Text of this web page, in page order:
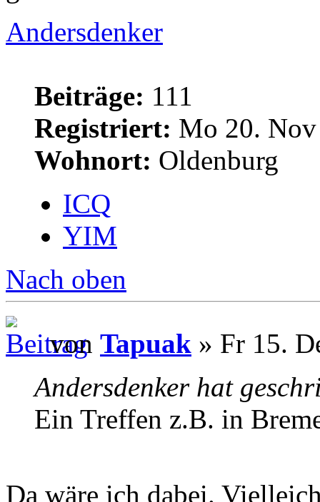
Andersdenker
Beiträge: 111
Registriert: Mo 20.
Wohnort: Oldenburg
ICQ
YIM
Nach oben
von Tapuak » Fr 15.
Andersdenker hat
Ein Treffen z.B. in
Da wäre ich dabei.